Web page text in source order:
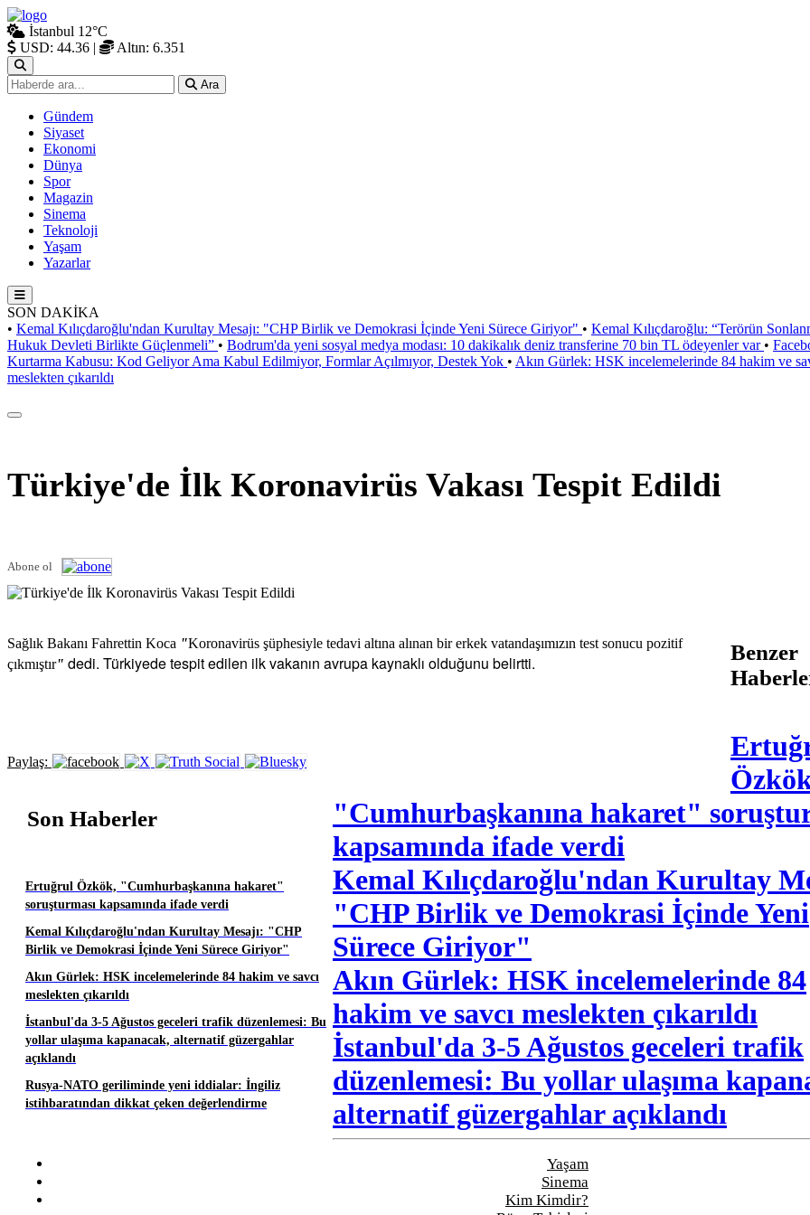
İstanbul 12°C
USD: 44.36 | Altın: 6.351
Ara
Gündem
Siyaset
Ekonomi
Dünya
Spor
Magazin
Sinema
Teknoloji
Yaşam
Yazarlar
SON DAKİKA
• Kemal Kılıçdaroğlu'ndan Kurultay Mesajı: "CHP Birlik ve Demokrasi İçinde Yeni Sürece Giriyor" • Kemal Kılıçdaroğlu: “Terörün
Hukuk Devleti Birlikte Güçlenmeli” • Bodrum'da yeni sosyal medya modası: 10 dakikalık deniz transferine 70 bin TL ödeyenler var •
Kurtarma Kabusu: Kod Geliyor Ama Kabul Edilmiyor, Formlar Açılmıyor, Destek Yok • Akın Gürlek: HSK incelemelerinde 84 hakim ve
meslekten çıkarıldı
Türkiye'de İlk Koronavirüs Vakası Tespit Edildi
Abone ol
Sağlık Bakanı Fahrettin Koca "Koronavirüs şüphesiyle tedavi altına alınan bir erkek vatandaşımızın test sonucu pozitif
çıkmıştır" dedi. Türkiyede tespit edilen ilk vakanın avrupa kaynaklı olduğunu belirtti.
Paylaş:
Son Haberler
Ertuğrul Özkök, "Cumhurbaşkanına hakaret"
soruşturması kapsamında ifade verdi
Kemal Kılıçdaroğlu'ndan Kurultay Mesajı: "CHP
Birlik ve Demokrasi İçinde Yeni Sürece Giriyor"
Akın Gürlek: HSK incelemelerinde 84 hakim ve savcı
meslekten çıkarıldı
İstanbul'da 3-5 Ağustos geceleri trafik düzenlemesi: Bu
yollar ulaşıma kapanacak, alternatif güzergahlar
açıklandı
Rusya-NATO geriliminde yeni iddialar: İngiliz
istihbaratından dikkat çeken değerlendirme
Benzer
"Cumhurbaşkanına hakaret"
kapsamında ifade verdi
Kemal Kılıçdaroğlu'ndan Kurultay
"CHP Birlik ve Demokrasi İçinde Yeni
Sürece Giriyor"
Akın Gürlek: HSK incelemelerinde 84
hakim ve savcı meslekten çıkarıldı
İstanbul'da 3-5 Ağustos geceleri trafik
düzenlemesi: Bu yollar ulaşıma
alternatif güzergahlar açıklandı
Yaşam
Sinema
Kim Kimdir?